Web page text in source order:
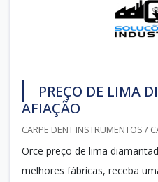
PREÇO DE LIMA
AFIAÇÃO
CARPE DENT INSTRUMENTOS /
Orce preço de lima
melhores fábricas, receba